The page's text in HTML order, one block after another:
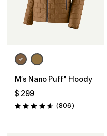
M's Nano Puff® Hoody
$ 299
Valoración: 4.6 / 5
(806Comentarios
)